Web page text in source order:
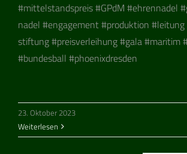
#mit­tel­stands­preis #GPdM #ehren­na­del
na­del #enga­ge­ment #pro­duk­tion
stif­tung #preis­ver­lei­hung #gala #mari­tim
#bun­des­ball #phoe­nix­dres­den
23. Oktober 2023
Weiterlesen